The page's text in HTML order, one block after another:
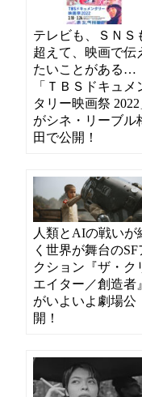
テレビも、ＳＮＳ
超えて、映画で伝
たいことがある…
「ＴＢＳドキュメ
タリー映画祭 2022
がシネ・リーブル
田で公開！
人類とAIの戦いが
く世界が舞台のSF
クション『ザ・ク
エイター／創造者』
がいよいよ劇場公
開！